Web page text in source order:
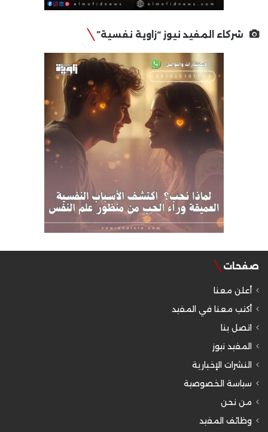
شركاء المفيد نيوز “زاوية نفسية”
صفحات
أعلن معنا
أكتب معنا في المفيد
اتصل بنا
المفيد نيوز
النشرات الإخبارية
سياسة الخصوصية
من نحن
وظائف المفيد